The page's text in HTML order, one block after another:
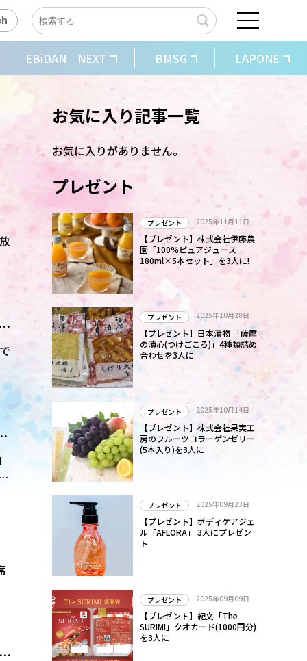
EBiDAN NEXT BMSG LAPONE
お気に入り記事一覧
お気に入りがありません。
プレゼント
プレゼント 2025年11月11日
【プレゼント】株式会社伊藤農
園「100%ピュアジュース
180ml×5本セット」を3人に!
プレゼント 2025年10月28日
【プレゼント】日本漬物 「薩摩
の漬心(つけごころ)」4種類詰め
合わせを3人に
プレゼント 2025年10月14日
【プレゼント】株式会社果実工
房のフルーツコラーゲンゼリー
(5本入り)を3人に
プレゼント 2025年09月23日
【プレゼント】ボディケアジェ
ル「AFLORA」 3人にプレゼン
ト
プレゼント 2025年09月09日
【プレゼント】紀文「The
SURIMI」クオカード(1000円分)
を3人に